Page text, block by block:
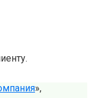
»,